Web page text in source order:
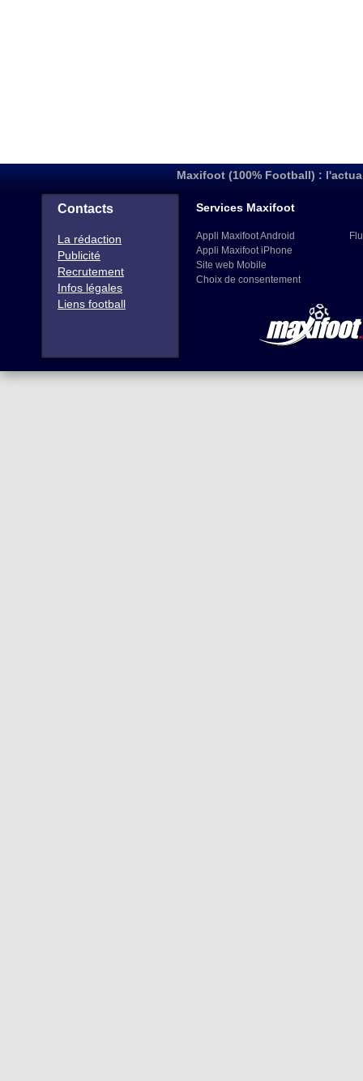
Maxifoot (100% Football) :
Contacts
La rédaction
Publicité
Recrutement
Infos légales
Liens football
Services Maxifoot
Appli Maxifoot Android
Appli Maxifoot iPhone
Site web Mobile
Choix de consentement